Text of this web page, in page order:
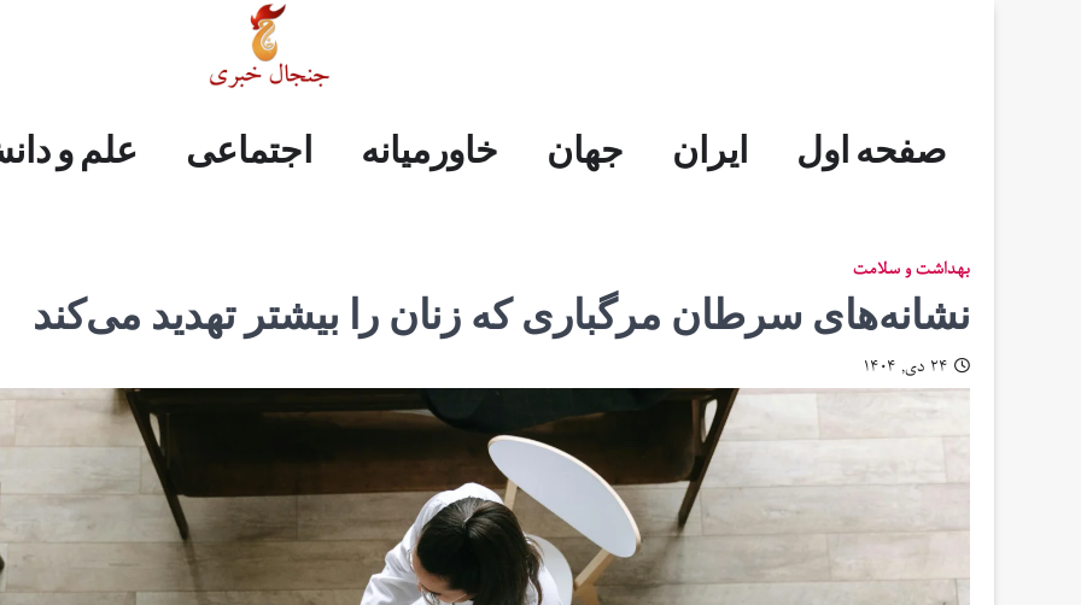
صفحه
ایران
جهان
خاورمیانه
اجتماعی
علم
فرهنگی
صفحه اول ایران جهان خاورمیانه اجتماعی علم و
بهداشت و سلامت
نشانه‌های سرطان مرگباری که زنان را بیشتر تهدید می‌کند
۲۴ دی, ۱۴۰۴